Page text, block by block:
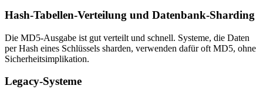
Hash-Tabellen-Verteilung und Datenbank-Sharding
Die MD5-Ausgabe ist gut verteilt und schnell. Systeme, die Daten
per Hash eines Schlüssels sharden, verwenden dafür oft MD5, ohne
Sicherheitsimplikation.
Legacy-Systeme